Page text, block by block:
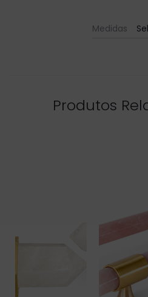
Medidas
Produtos